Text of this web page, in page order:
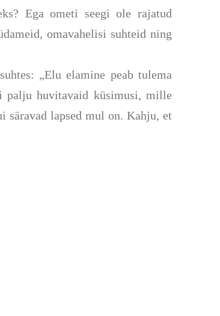
Ega ometi seegi ole rajatud
omavahelisi suhteid ning
„Elu elamine peab tulema
palju huvitavaid küsimusi, mille
säravad lapsed mul on. Kahju, et